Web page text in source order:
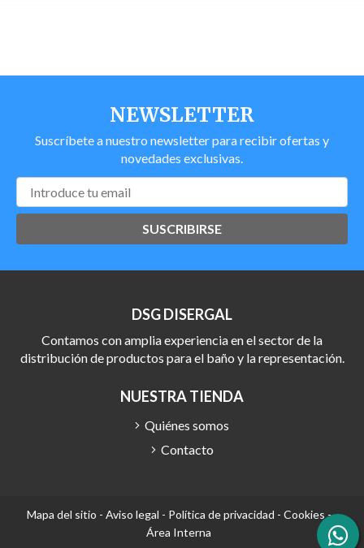
NEWSLETTER
Suscríbete a nuestro newsletter para recibir ofertas y
novedades exclusivas.
SUSCRIBIRSE
DSG DISERGAL
Contamos con amplia experiencia en el sector de la
distribución de productos para el baño y la representación.
NUESTRA TIENDA
Quiénes somos
Contacto
Mapa del sitio - Aviso legal - Política de privacidad - Cookies-
Área Interna